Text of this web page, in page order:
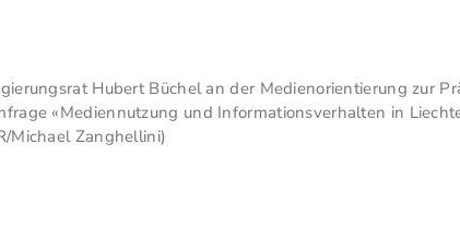
Hubert Büchel an der Medienorientierung zur
«Mediennutzung und Informationsverhalten in
Michael Zanghellini)